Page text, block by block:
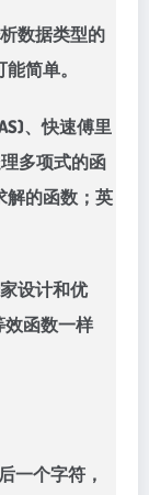
数据类型的
简单。
、快速傅里
多项式的函
解的函数；英
设计和优
效函数一样
一个字符，